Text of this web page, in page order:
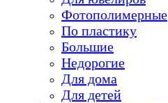
Фотополимерные
По пластику
Большие
Недорогие
Для дома
Для детей